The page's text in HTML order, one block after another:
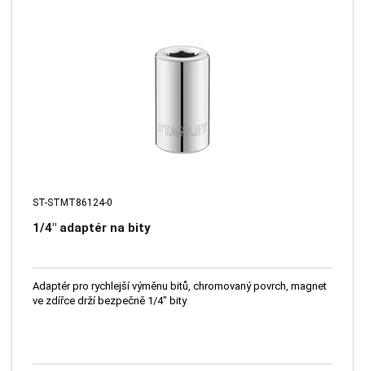
ST-STMT86124-0
1/4" adaptér na bity
Adaptér pro rychlejší výměnu bitů, chromovaný povrch, magnet
ve zdířce drží bezpečně 1/4" bity